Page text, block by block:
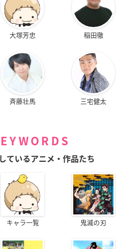
大塚芳忠 稲田徹
斉藤壮馬 三宅健太
ているアニメ・作品たち
キャラ一覧 鬼滅の刃